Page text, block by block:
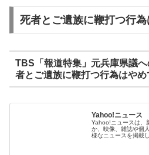
死者とご遺族に鞭打つ行
TBS「報道特集」元兵庫県議
者とご遺族に鞭打つ行為はやめ
Yahoo!ニュース
Yahoo!ニュースは、
か、映像、雑誌や個
様なニュースを掲載